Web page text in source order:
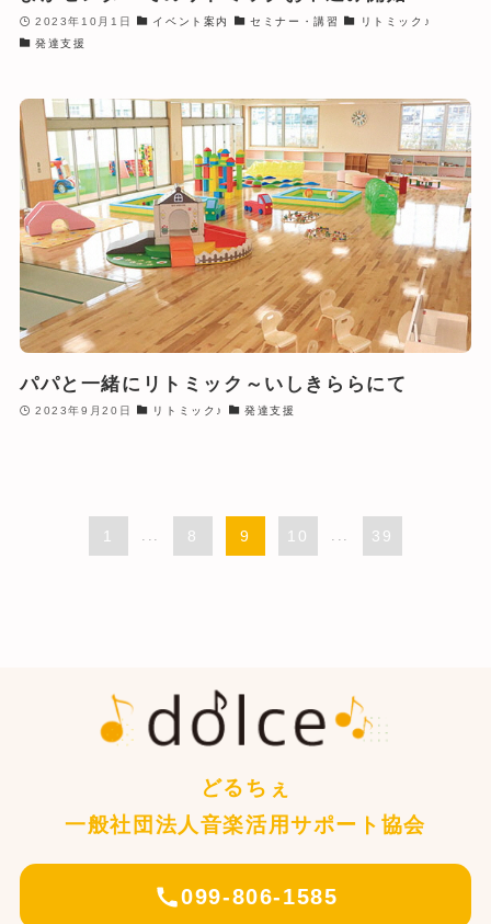
2023年10月1日 イベント案内 セミナー・講習
リトミック♪
発達支援
パパと一緒にリトミック～いしきららにて
2023年9月20日 リトミック♪ 発達支援
1 8 9 10 39
どるちぇ
一般社団法人音楽活用サポート協会
099-806-1585